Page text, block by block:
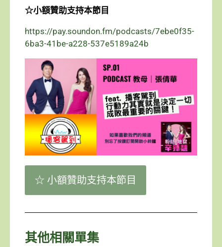
☆小額贊助支持本節目
https://pay.soundon.fm/podcasts/7ebe0f35-
6ba3-41be-a228-537e5189a24b
☆ 小額贊助支持本節目
其他相關單集